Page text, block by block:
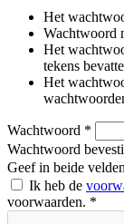
Het
Wachtwoord
Het
tekens
Het
Wachtwoord *
Wachtwoord
Geef in beide
Ik heb de
voorwaarden. *